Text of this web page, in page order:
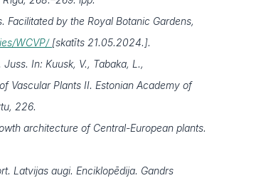
by the Royal Botanic Gardens,
WCVP/ [skatīts 21.05.2024.].
In: Kuusk, V., Tabaka, L.,
Vascular Plants II. Estonian Academy of
226.
architecture of Central-European plants.
Latvijas augi. Enciklopēdija. Gandrs